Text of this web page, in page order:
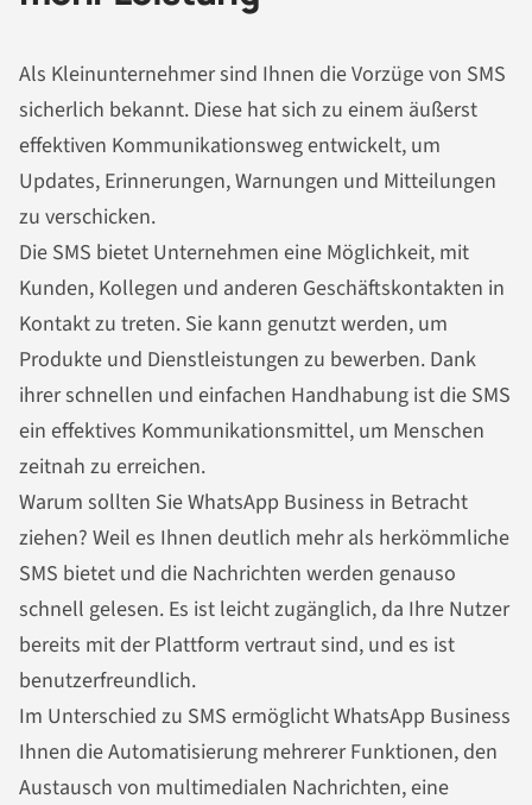
Als Kleinunternehmer sind Ihnen die Vorzüge von SMS
sicherlich bekannt. Diese hat sich zu einem äußerst
effektiven Kommunikationsweg entwickelt, um
Updates, Erinnerungen, Warnungen und Mitteilungen
zu verschicken.
Die SMS bietet Unternehmen eine Möglichkeit, mit
Kunden, Kollegen und anderen Geschäftskontakten in
Kontakt zu treten. Sie kann genutzt werden, um
Produkte und Dienstleistungen zu bewerben. Dank
ihrer schnellen und einfachen Handhabung ist die SMS
ein effektives Kommunikationsmittel, um Menschen
zeitnah zu erreichen.
Warum sollten Sie WhatsApp Business in Betracht
ziehen? Weil es Ihnen deutlich mehr als herkömmliche
SMS bietet und die Nachrichten werden genauso
schnell gelesen. Es ist leicht zugänglich, da Ihre Nutzer
bereits mit der Plattform vertraut sind, und es ist
benutzerfreundlich.
Im Unterschied zu SMS ermöglicht WhatsApp Business
Ihnen die Automatisierung mehrerer Funktionen, den
Austausch von multimedialen Nachrichten, eine